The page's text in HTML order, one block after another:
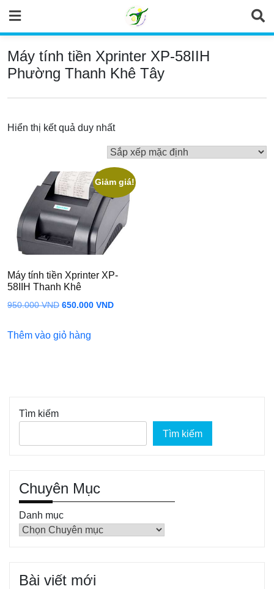
content
Máy tính tiền Xprinter XP-58IIH
Phường Thanh Khê Tây
Hiển thị kết quả duy nhất
Giảm giá!
Máy tính tiền Xprinter XP-
58IIH Thanh Khê
950.000VND Giá
là:
650.000 VNDGiá
Thêm vào giỏ hàng
Tìm kiếm
Tìm kiếm
Chuyên Mục
Danh mục
Bài viết mới